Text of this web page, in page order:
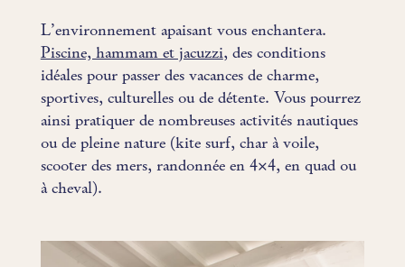
L’environnement apaisant vous enchantera.
Piscine, hammam et jacuzzi, des conditions
idéales pour passer des vacances de charme,
sportives, culturelles ou de détente. Vous pourrez
ainsi pratiquer de nombreuses activités nautiques
ou de pleine nature (kite surf, char à voile,
scooter des mers, randonnée en 4×4, en quad ou
à cheval).